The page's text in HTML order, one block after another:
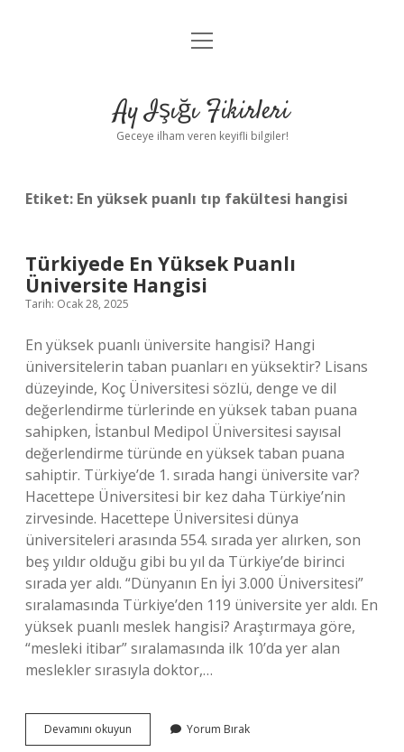
Anasayfa
Yasal Uyarı
menüyü
Ay Işığı Fikirleri
Geceye ilham veren keyifli bilgiler!
Etiket: En yüksek puanlı tıp fakültesi hangisi
Türkiyede En Yüksek Puanlı
Üniversite Hangisi
Tarih: Ocak 28, 2025
En yüksek puanlı üniversite hangisi? Hangi
üniversitelerin taban puanları en yüksektir? Lisans
düzeyinde, Koç Üniversitesi sözlü, denge ve dil
değerlendirme türlerinde en yüksek taban puana
sahipken, İstanbul Medipol Üniversitesi sayısal
değerlendirme türünde en yüksek taban puana
sahiptir. Türkiye’de 1. sırada hangi üniversite var?
Hacettepe Üniversitesi bir kez daha Türkiye’nin
zirvesinde. Hacettepe Üniversitesi dünya
üniversiteleri arasında 554. sırada yer alırken, son
beş yıldır olduğu gibi bu yıl da Türkiye’de birinci
sırada yer aldı. “Dünyanın En İyi 3.000 Üniversitesi”
sıralamasında Türkiye’den 119 üniversite yer aldı. En
yüksek puanlı meslek hangisi? Araştırmaya göre,
“mesleki itibar” sıralamasında ilk 10’da yer alan
meslekler sırasıyla doktor,…
Devamını okuyun Türkiyede
En
Yorum Bırak